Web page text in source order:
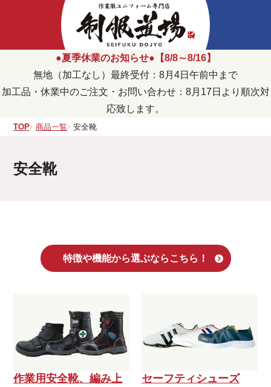
●夏季休業のお知らせ●【8/8～8/16】
無地（加工なし）最終受付：8月4日午前中まで
加工品・休業中のご注文・お問い合わせ：8月17日より順次対
応致します。
TOP 商品一覧 安全靴
安全靴
特徴や機能から選ぶならこちら！
作業用安全靴、編み上
セーフティシューズ